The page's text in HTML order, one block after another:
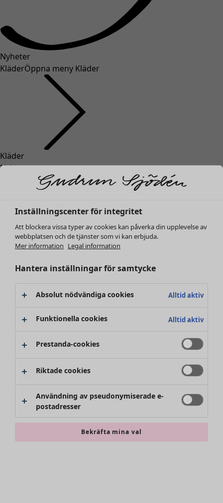
Nyheter
KläderÖppna meny Kläder
Kläder
Nyheter
Alla kläder
Klänningar
Toppar
Skjortor & blusar
Koftor
Stickade tröjor
Västar
Kimonos
Inställningscenter för integritet
Att blockera vissa typer av cookies kan påverka din upplevelse av
webbplatsen och de tjänster som vi kan erbjuda.
Mer information Legal information
Hantera inställningar för samtycke
Absolut nödvändiga cookies Alltid aktiv
Funktionella cookies Alltid aktiv
Prestanda-cookies
Riktade cookies
Användning av pseudonymiserade e-
postadresser
Bekräfta mina val